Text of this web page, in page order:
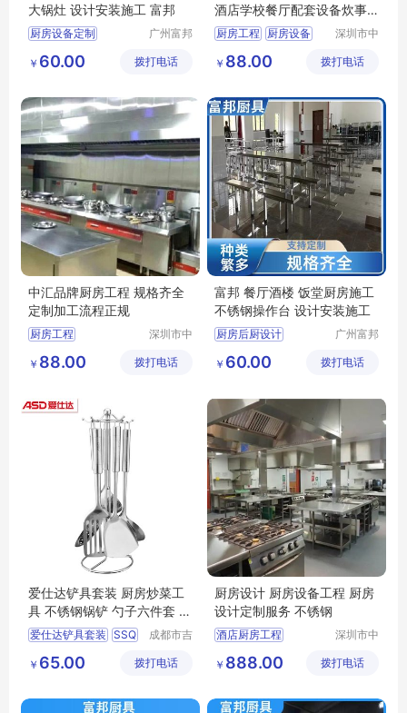
大锅灶 设计安装施工 富邦
厨房设备定制
厨房炊事设备
厨具供应商
广州富邦
工程有限
￥ 60.00 拨打电话
酒店学校餐厅配套设备炊事
煤气灶商用
厨房工程 厨房设备
深圳市中
备有限公
￥ 88.00 拨打电话
中汇品牌厨房工程 规格齐全
定制加工流程正规
厨房工程
深圳市中
备有限公
￥ 88.00 拨打电话
富邦 餐厅酒楼 饭堂厨房施工
不锈钢操作台 设计安装施工
厨房后厨设计
厨房炊事设备
厨房改造设计
广州富邦
工程有限
￥ 60.00 拨打电话
爱仕达铲具套装 厨房炒菜工
具 不锈钢锅铲 勺子六件套 S
SQ-06G-UGO
爱仕达铲具套装 SSQ
厨房炒菜工具
成都市吉
技有限公
￥ 65.00 拨打电话
厨房设计 厨房设备工程 厨房
设计定制服务 不锈钢
酒店厨房工程
厨房工程 厨具设备
深圳市中
备有限公
￥ 888.00 拨打电话